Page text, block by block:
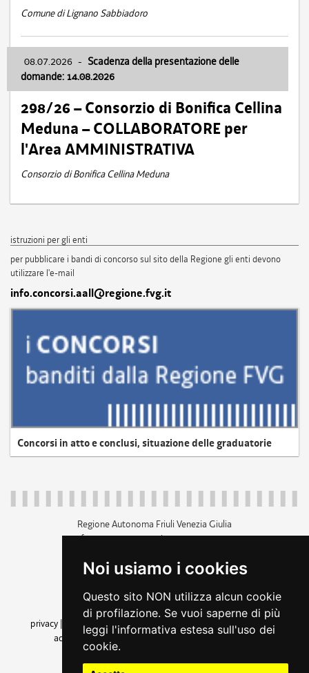
Noi usiamo i cookies
Questo sito NON utilizza alcun cookie
di profilazione. Se vuoi saperne di più
leggi l'informativa estesa sull'uso dei
cookie.
Comune di Lignano Sabbiadoro
08.07.2026 - Scadenza della presentazione delle
domande: 14.08.2026
298/26 – Consorzio di Bonifica Cellina
Meduna – COLLABORATORE per
l'Area AMMINISTRATIVA
Consorzio di Bonifica Cellina Meduna
istruzioni per gli enti
per pubblicare i bandi di concorso sul sito della Regione gli enti devono
utilizzare l'e-mail
info.concorsi.aall@regione.fvg.it
Concorsi in atto e conclusi, situazione delle graduatorie
Regione Autonoma Friuli Venezia Giulia
c.f. 80014930327; p.iva 00526040324
+39 040 3771111
amministrazione trasparente
privacy
cookie |note legali accessibilità
dichiarazione di
accessibilità| feedback
cambio preferenze cookie